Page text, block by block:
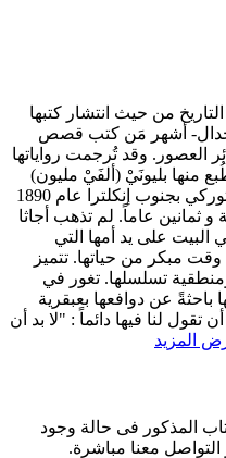
من حيث انتشار كتبها
جدال- أشهر مَن كتب قصص
العصور. وقد تُرجمت رواياتها
منها بليونَيْ (ألفَيْ مليون)
نسخة! وُلدت أجاثا كريستي في بلدة توركي بجنوب إنكلترا عام 1890
خمسة و ثمانين عاماً. لم تذهب أجاثا
البيت على يد أمها التي
وقت مبكر من حياتها. تتميز
تسلسلها. تغور في
باحثةً عن دوافعها بعبقرية
لنا فيها دائماً : "لا بد أن
المزيد
المذكور فى حالة وجود
التواصل معنا مباشرة.